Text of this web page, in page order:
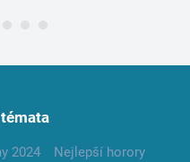
2024
Nejlepší horory